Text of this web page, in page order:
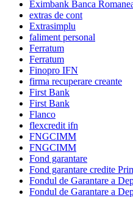
Eximbank Banca
extras de cont
Extrasimplu
faliment personal
Ferratum
Ferratum
Finopro IFN
firma recuperare creante
First Bank
First Bank
Flanco
flexcredit ifn
FNGCIMM
FNGCIMM
Fond garantare
Fond garantare credite
Fondul de Garantare a
Fondul de Garantare a